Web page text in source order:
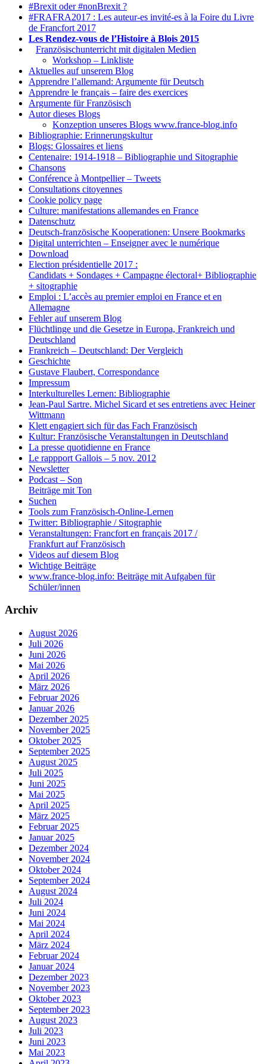
#Brexit oder #nonBrexit ?
#FRAFRA2017 : Les auteur-es invité-es à la Foire du Livre
de Francfort 2017
Les Rendez-vous de l’Histoire à Blois 2015
Französischunterricht mit digitalen Medien
Workshop – Linkliste
Aktuelles auf unserem Blog
Apprendre l’allemand: Argumente für Deutsch
Apprendre le français – faire des exercices
Argumente für Französisch
Autor dieses Blogs
Konzeption unseres Blogs www.france-blog.info
Bibliographie: Erinnerungskultur
Blogs: Glossaires et liens
Centenaire: 1914-1918 – Bibliographie und Sitographie
Chansons
Conférence à Montpellier – Tweets
Consultations citoyennes
Cookie policy page
Culture: manifestations allemandes en France
Datenschutz
Deutsch-französische Kooperationen: Unsere Bookmarks
Digital unterrichten – Enseigner avec le numérique
Download
Election présidentielle 2017 :
Candidats + Sondages + Campagne électoral+ Bibliographie
+ sitographie
Emploi : L’accès au premier emploi en France et en
Allemagne
Fehler auf unserem Blog
Flüchtlinge und die Gesetze in Europa, Frankreich und
Deutschland
Frankreich – Deutschland: Der Vergleich
Geschichte
Gustave Flaubert, Correspondance
Impressum
Interkulturelles Lernen: Bibliographie
Jean-Paul Sartre. Michel Sicard et ses entretiens avec Heiner
Wittmann
Klett engagiert sich für das Fach Französisch
Kultur: Französische Veranstaltungen in Deutschland
La presse quotidienne en France
Le rappport Gallois – 5 nov. 2012
Newsletter
Podcast – Son
Beiträge mit Ton
Suchen
Tools zum Französisch-Online-Lernen
Twitter: Bibliographie / Sitographie
Veranstaltungen: Francfort en français 2017 /
Frankfurt auf Französisch
Videos auf diesem Blog
Wichtige Beiträge
www.france-blog.info: Beiträge mit Aufgaben für
Schüler/innen
Archiv
August 2026
Juli 2026
Juni 2026
Mai 2026
April 2026
März 2026
Februar 2026
Januar 2026
Dezember 2025
November 2025
Oktober 2025
September 2025
August 2025
Juli 2025
Juni 2025
Mai 2025
April 2025
März 2025
Februar 2025
Januar 2025
Dezember 2024
November 2024
Oktober 2024
September 2024
August 2024
Juli 2024
Juni 2024
Mai 2024
April 2024
März 2024
Februar 2024
Januar 2024
Dezember 2023
November 2023
Oktober 2023
September 2023
August 2023
Juli 2023
Juni 2023
Mai 2023